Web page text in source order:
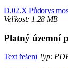
D.02.X Půdorys
Velikost: 1.28 MB
Platný územní
Text řešeníTyp: